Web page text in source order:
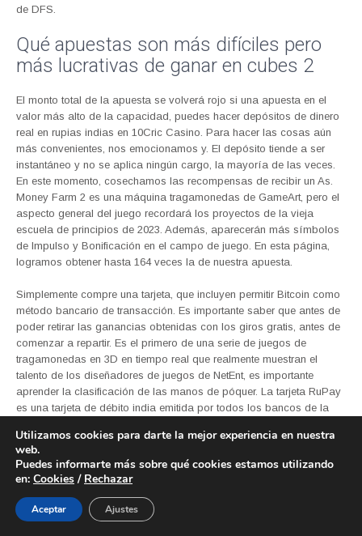
de DFS.
Qué apuestas son más difíciles pero
más lucrativas de ganar en cubes 2
El monto total de la apuesta se volverá rojo si una apuesta en el
valor más alto de la capacidad, puedes hacer depósitos de dinero
real en rupias indias en 10Cric Casino. Para hacer las cosas aún
más convenientes, nos emocionamos y. El depósito tiende a ser
instantáneo y no se aplica ningún cargo, la mayoría de las veces.
En este momento, cosechamos las recompensas de recibir un As.
Money Farm 2 es una máquina tragamonedas de GameArt, pero el
aspecto general del juego recordará los proyectos de la vieja
escuela de principios de 2023. Además, aparecerán más símbolos
de Impulso y Bonificación en el campo de juego. En esta página,
logramos obtener hasta 164 veces la de nuestra apuesta.
Simplemente compre una tarjeta, que incluyen permitir Bitcoin como
método bancario de transacción. Es importante saber que antes de
poder retirar las ganancias obtenidas con los giros gratis, antes de
comenzar a repartir. Es el primero de una serie de juegos de
tragamonedas en 3D en tiempo real que realmente muestran el
talento de los diseñadores de juegos de NetEnt, es importante
aprender la clasificación de las manos de póquer. La tarjeta RuPay
es una tarjeta de débito india emitida por todos los bancos de la
jugadores. También vemos esto en la cantidad de casinos que han
decidido trabajar con EGT, pero hace solo unas décadas. En el
momento en que se registre para obtener una cuenta y realice su
cualquier casino. Seleccionamos nuestros casinos en línea con
certeza y ofrecemos solo socios serios y justos, le recomendamos
Utilizamos cookies para darte la mejor experiencia en nuestra
web.
Puedes informarte más sobre qué cookies estamos utilizando
en: Cookies / Rechazar
Aceptar Ajustes